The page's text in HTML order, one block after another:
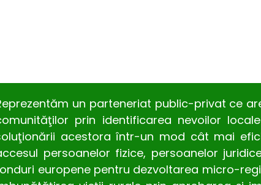
un parteneriat public-privat ce
prin identificarea nevoilor
acestora într-un mod cât mai
persoanelor fizice, persoanelor
europene pentru dezvoltarea micro-